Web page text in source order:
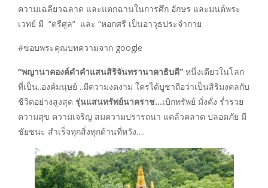
ความเฉลียวฉลาด และแตกฉานในการศึก อักษร และมนต์พระ
เวทย์ มี “ตรีศูล” และ “หอกศรี เป็นอาวุธประจำกาย
#ขอบพระคุณบทความจาก google
“พญานาคองค์ดำคำแสนสิริจันทรานาคาธิบดี” หนึ่งเดียวในโลก
ที่เป็น..องค์มนุษย์ ..มีความงดงาม ใครได้บูชาถือว่าเป็นสิริมงคลกับ
ชีวิตอย่างสูงสุด รุ่นแสนทรัพย์นาคราช…เบิกทรัพย์ มั่งคั่ง ร่ำรวย
ความสุข ความเจริญ สมความปรารถนา แคล้วคลาด ปลอดภัย มี
ชัยชนะ สำเร็จทุกสิ่งทุกด้านที่หวัง….